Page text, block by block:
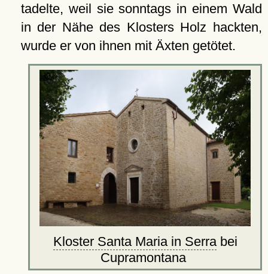
tadelte, weil sie sonntags in einem Wald
in der Nähe des Klosters Holz hackten,
wurde er von ihnen mit Äxten getötet.
Kloster Santa Maria in Serrabei
Cupramontana